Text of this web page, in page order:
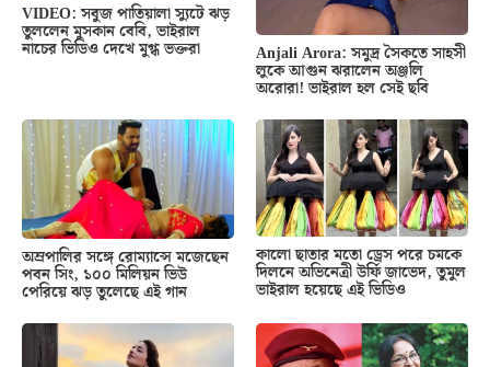
VIDEO: সবুজ পাতিয়ালা স্যুটে ঝড়
তুললেন মুসকান বেবি, ভাইরাল
নাচের ভিডিও দেখে মুগ্ধ ভক্তরা Anjali Arora: সমুদ্র সৈকতে সাহসী
লুকে আগুন ঝরালেন অঞ্জলি
অরোরা! ভাইরাল হল সেই ছবি
অম্রপালির সঙ্গে রোম্যান্সে মজেছেন
পবন সিং, ১০০ মিলিয়ন ভিউ
পেরিয়ে ঝড় তুলেছে এই গান
কালো ছাতার মতো ড্রেস পরে চমকে
দিলনে অভিনেত্রী উর্ফি জাভেদ, তুমুল
ভাইরাল হয়েছে এই ভিডিও